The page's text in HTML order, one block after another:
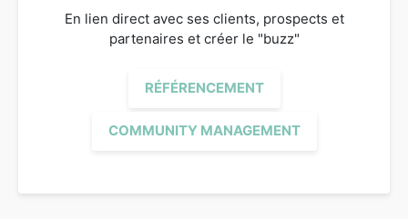
En lien direct avec ses clients, prospects et
partenaires et créer le "buzz"
RÉFÉRENCEMENT
COMMUNITY MANAGEMENT